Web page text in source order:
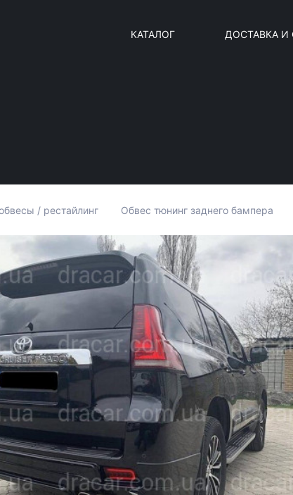
КАТАЛОГ ДОСТАВКА И
/ рестайлинг Обвес тюнинг заднего бампера